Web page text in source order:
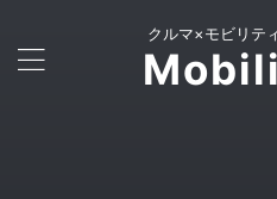
クルマ×モビリテ